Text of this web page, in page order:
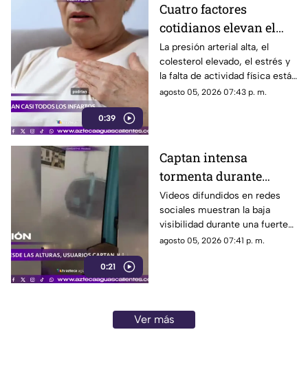
0:39
Cuatro factores
cotidianos elevan el
riesgo de infarto
La presión arterial alta, el
colesterol elevado, el estrés y
la falta de actividad física están
entre los principales factores
agosto 05, 2026 07:43 p. m.
0:21
Captan intensa
tormenta durante
recorrido del Cablebús
en CDMX
Videos difundidos en redes
sociales muestran la baja
visibilidad durante una fuerte
lluvia registrada en la Ciudad
agosto 05, 2026 07:41 p. m.
Ver más